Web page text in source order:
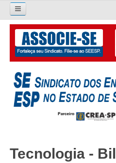
Pesquisar...
O SINDICATO
APRESENTAÇÃO
PALAVRA DO PRESIDENTE
LIVRO GESTÃO 2026-2029
Tecnologia -